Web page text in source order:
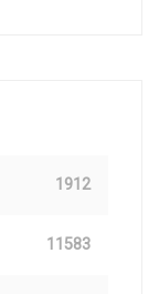
1912
11583